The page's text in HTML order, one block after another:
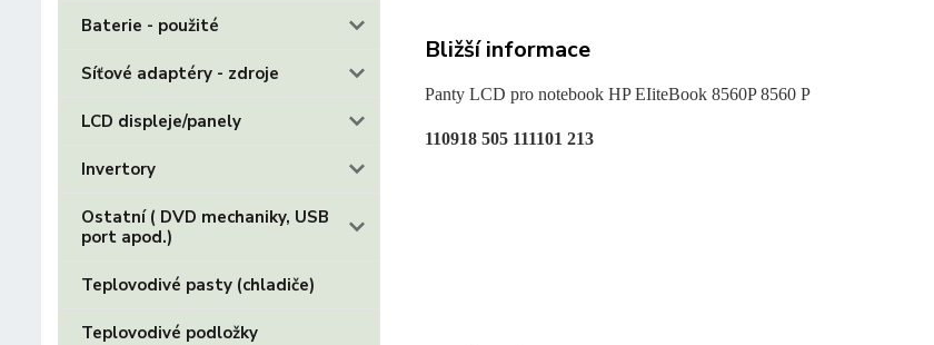
Baterie - použité
Síťové adaptéry - zdroje
LCD displeje/panely
Invertory
Ostatní ( DVD mechaniky, USB
port apod.)
Teplovodivé pasty (chladiče)
Teplovodivé podložky
Bližší informace
Panty LCD pro notebook HP EIiteBook 8560P 8560 P
110918 505 111101 213